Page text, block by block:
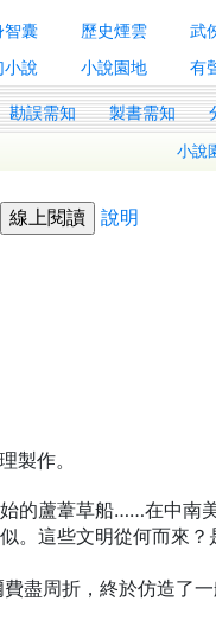
智囊 歷史煙雲 武
小說 小說園地 有
勘誤需知 製書需知
小說
說明
製作。
的蘆葦草船……在中南
。這些文明從何而來
盡周折，終於仿造了